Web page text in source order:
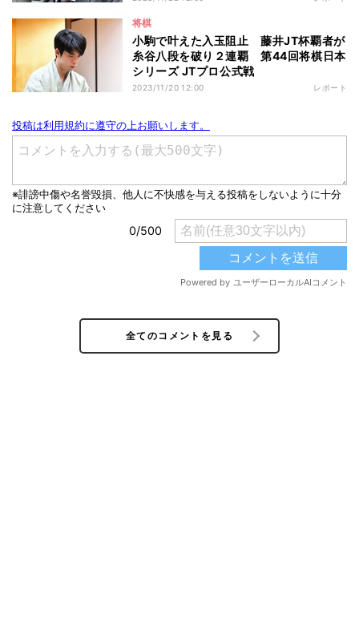
将棋
小駒で叶えた入玉阻止 藤井JT杯覇者が
糸谷八段を破り２連覇 第44回将棋日本
シリーズ JTプロ公式戦
2023/11/20 12:00 レポート
全てのコメントを見る